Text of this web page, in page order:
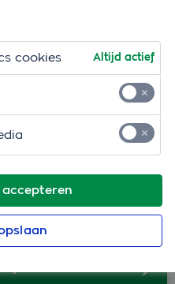
kun je
1 keer per jaar
je aanvullende
verzekering?
gebruiken om tijdens
af te sluiten. Dat
volgende jaar. Geef dit
cookies Altijd actief